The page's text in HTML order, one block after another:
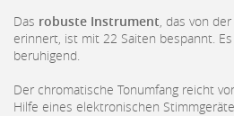
Das robuste Instrument , das von
erinnert, ist mit 22 Saiten bespannt.
beruhigend.
Der chromatische Tonumfang reicht
Hilfe eines elektronischen